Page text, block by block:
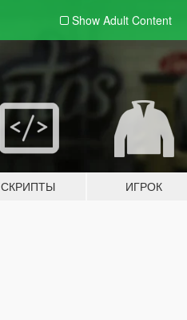
Show Adult Content
СКРИПТЫ ИГРОК